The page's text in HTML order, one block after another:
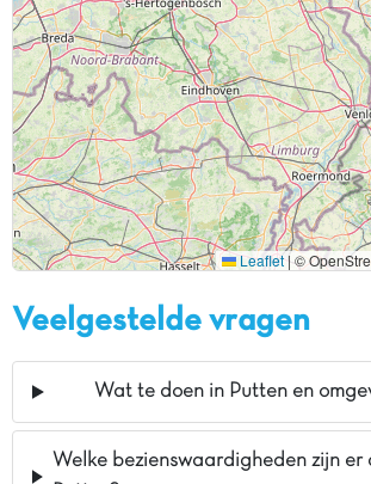
Leaflet |©
Veelgestelde vragen
Wat te doen in Putten en
Welke bezienswaardigheden zijn er